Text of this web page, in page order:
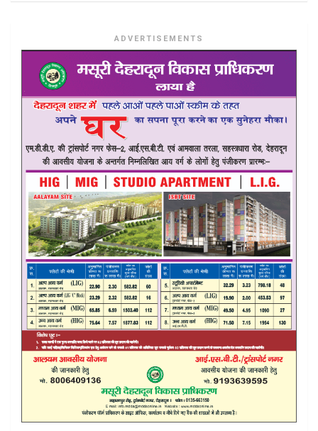
ADVERTISEMENTS